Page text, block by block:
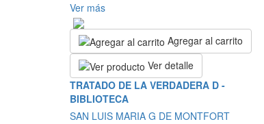
Ver más
Agregar al carrito
Ver detalle
TRATADO DE LA VERDADERA D -
BIBLIOTECA
SAN LUIS MARIA G DE MONTFORT